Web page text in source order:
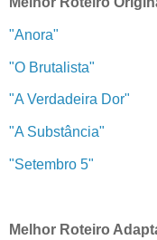
"Anora"
"O Brutalista"
"A Verdadeira Dor"
"A Substância"
"Setembro 5"
Melhor Roteiro